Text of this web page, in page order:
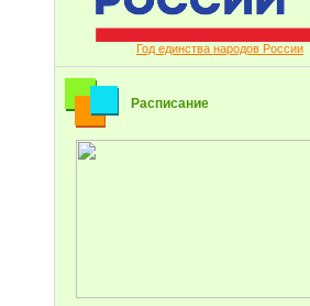
Год единства народов России
Расписание